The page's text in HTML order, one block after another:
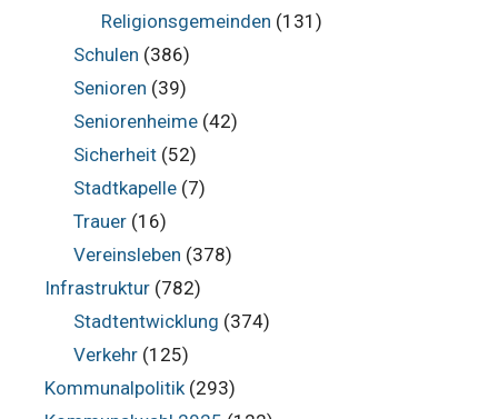
Religionsgemeinden (131)
Schulen (386)
Senioren (39)
Seniorenheime(42)
Sicherheit(52)
Stadtkapelle(7)
Trauer(16)
Vereinsleben (378)
Infrastruktur (782)
Stadtentwicklung (374)
Verkehr(125)
Kommunalpolitik(293)